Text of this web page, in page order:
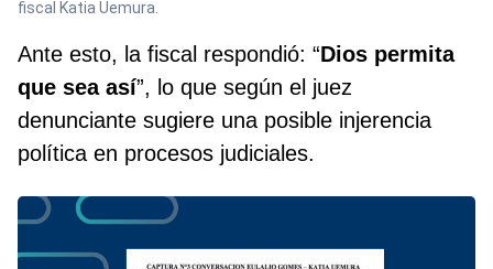
fiscal Katia Uemura.
Ante esto, la fiscal respondió: “Dios permita
que sea así”, lo que según el juez
denunciante sugiere una posible injerencia
política en procesos judiciales.